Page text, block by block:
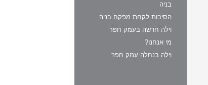
בניה
הסיבות לקחת מפקח בניה
וילה חדשה בעמק חפר
מי אנחנו?
וילה בנחלה עמק חפר